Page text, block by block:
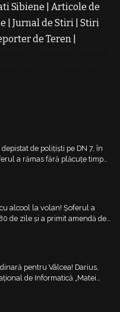
Sibiene
Articole de
Jurnal de Stiri
Stiri
de Teren
de polițiști pe DN 7, în
a rămas fără plăcuțe timp
alcool la volan! Șoferul a
de zile și a primit amendă de
pentru Vâlcea! Darius,
de Informatică „Matei
Artificială